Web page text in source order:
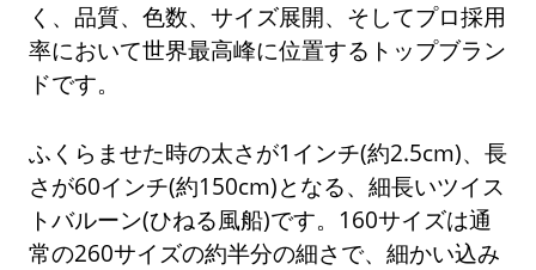
く、品質、色数、サイズ展開、そしてプロ採用
率において世界最高峰に位置するトップブラン
ドです。
ふくらませた時の太さが1インチ(約2.5cm)、長
さが60インチ(約150cm)となる、細長いツイス
トバルーン(ひねる風船)です。160サイズは通
常の260サイズの約半分の細さで、細かい込み